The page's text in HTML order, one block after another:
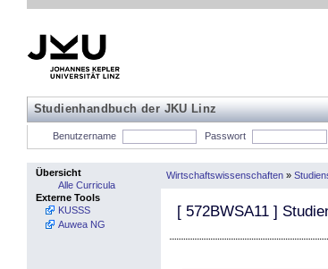
Studienhandbuch der JKU Linz
Benutzername Passwort
Übersicht
Alle Curricula
Externe Tools
KUSSS
Auwea NG
Wirtschaftswissenschaften »
[ 572BWSA11 ]